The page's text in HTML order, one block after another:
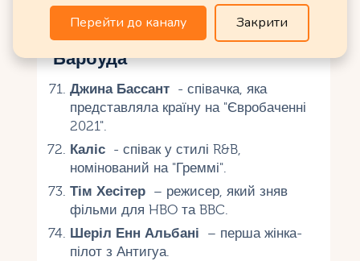
Знаменитості з Антигуа та
Барбуда
Джина Бассант- співачка, яка
представляла країну на "Євробаченні
2021".
Каліс- співак у стилі R&B,
номінований на "Греммі".
Тім Хесітер– режисер, який зняв
фільми для HBO та BBC.
Шеріл Енн Альбані – перша жінка-
пілот з Антигуа.
Перейти до каналу Закрити